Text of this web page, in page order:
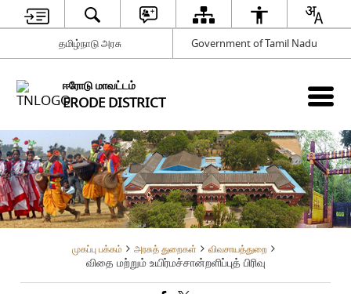
தமிழ்நாடு அரசு Government of Tamil Nadu
ஈரோடு மாவட்டம்
ERODE DISTRICT
முகப்பு பக்கம் அரசுத் துறைகள் விவசாயத்துறை
விதை மற்றும் உயிர்மச்சான்றளிப்புத் பிரிவு